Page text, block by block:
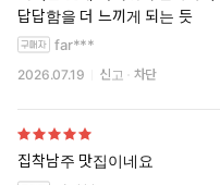
답답함을 더 느끼게 되는 듯
far***
2026.07.19 신고 차단
집착남주 맛집이네요